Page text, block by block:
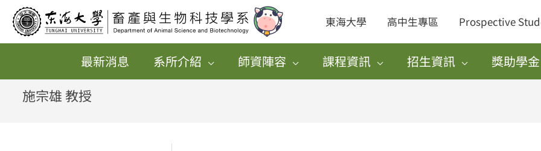
東海大學 高中生專區 Prospective
最新消息 系所介紹 師資陣容 課程資訊 招生資訊 獎助學金
施宗雄 教授